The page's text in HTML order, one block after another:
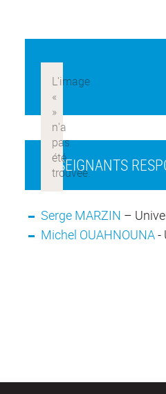
ENSEIGNANTS
Serge MARZIN –
Michel OUAHNOUNA-